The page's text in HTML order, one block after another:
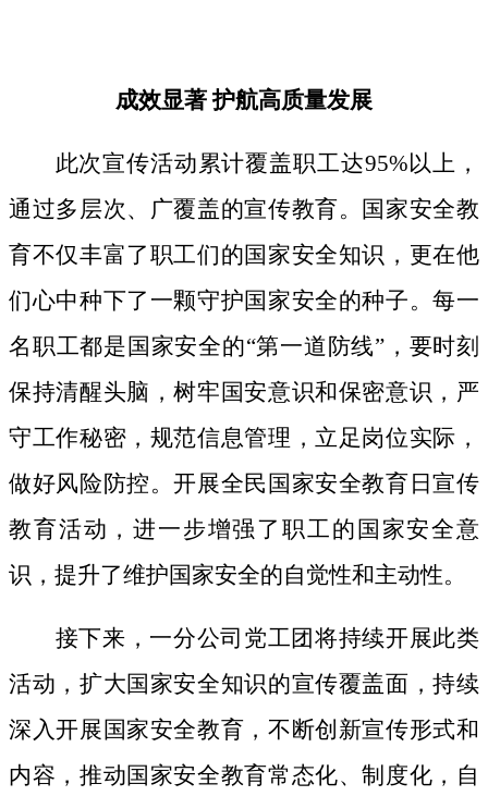
成效显著护航高质量发展
此次宣传活动累计覆盖职工达95%以上，
通过多层次、广覆盖的宣传教育。国家安全教
育不仅丰富了职工们的国家安全知识，更在他
们心中种下了一颗守护国家安全的种子。每一
名职工都是国家安全的“第一道防线”，要时刻
保持清醒头脑，树牢国安意识和保密意识，严
守工作秘密，规范信息管理，立足岗位实际，
做好风险防控。开展全民国家安全教育日宣传
教育活动，进一步增强了职工的国家安全意
识，提升了维护国家安全的自觉性和主动性。
接下来，一分公司党工团将持续开展此类
活动，扩大国家安全知识的宣传覆盖面，持续
深入开展国家安全教育，不断创新宣传形式和
内容，推动国家安全教育常态化、制度化，自